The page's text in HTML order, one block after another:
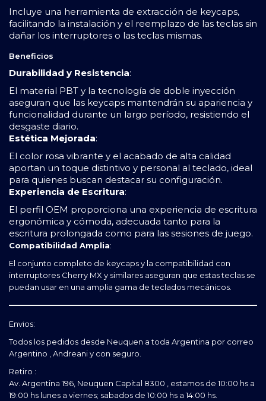
Incluye una herramienta de extracción de keycaps,
facilitando la instalación y el reemplazo de las teclas sin
dañar los interruptores o las teclas mismas.
Beneficios
Durabilidad y Resistencia:
El material PBT y la tecnología de doble inyección
aseguran que las keycaps mantendrán su apariencia y
funcionalidad durante un largo período, resistiendo el
desgaste diario.
Estética Mejorada:
El color rosa vibrante y el acabado de alta calidad
aportan un toque distintivo y personal al teclado, ideal
para quienes buscan destacar su configuración.
Experiencia de Escritura:
El perfil OEM proporciona una experiencia de escritura
ergonómica y cómoda, adecuada tanto para la
escritura prolongada como para las sesiones de juego.
Compatibilidad Amplia:
El conjunto completo de keycaps y la compatibilidad con
interruptores Cherry MX y similares aseguran que estas teclas se
puedan usar en una amplia gama de teclados mecánicos.
Envios:
Todos los pedidos desde Neuquen a toda Argentina por correo
Argentino , Andreani y con seguro.
Retiro :
Av. Argentina 196, Neuquen Capital 8300 , estamos de 10:00 hs a
19:00 hs lunes a viernes; sabados de 10:00 hs a 14:00 hs.